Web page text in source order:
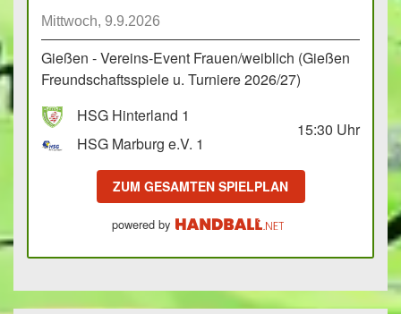
Mittwoch, 9.9.2026
Gießen - Vereins-Event Frauen/weiblich (Gießen
Freundschaftsspiele u. Turniere 2026/27)
HSG Hinterland 1
HSG Marburg e.V. 1
15:30 Uhr
ZUM GESAMTEN SPIELPLAN
powered by